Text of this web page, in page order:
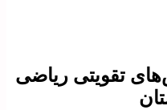
تقویتی ریاضی